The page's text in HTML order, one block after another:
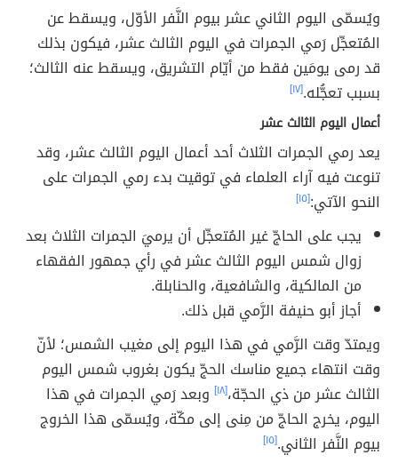
ويُسمّى اليوم الثاني عشر بيوم النَّفر الأوّل، ويسقط عن
المُتعجِّل رَمي الجمرات في اليوم الثالث عشر، فيكون بذلك
قد رمى يومَين فقط من أيّام التشريق، ويسقط عنه الثالث؛
بسبب تعجُّله.[١٧]
أعمال اليوم الثالث عشر
يعد رمي الجمرات الثلاث أحد أعمال اليوم الثالث عشر، وقد
تنوعت فيه آراء العلماء في توقيت بدء رمي الجمرات على
النحو الآتي:[١٥]
يجب على الحاجّ غير المُتعجِّل أن يرميَ الجمرات الثلاث بعد
زوال شمس اليوم الثالث عشر في رأي جمهور الفقهاء
من المالكية، والشافعية، والحنابلة.
أجاز أبو حنيفة الرَّمي قبل ذلك.
ويمتدّ وقت الرَّمي في هذا اليوم إلى مغيب الشمس؛ لأنّ
وقت انتهاء جميع مناسك الحجّ يكون بغروب شمس اليوم
الثالث عشر من ذي الحجّة،[١٨]
وبعد رَمي الجمرات في هذا
اليوم، يخرج الحاجّ من مِنى إلى مكّة، ويُسمّى هذا الخروج
بيوم النَّفر الثاني.[١٥]